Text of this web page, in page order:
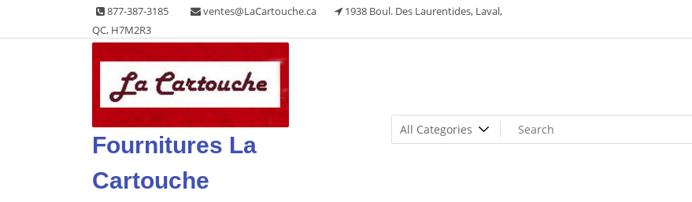
content
877-387-3185 ventes@LaCartouche.ca
1938 Boul. Des Laurentides, Laval,
QC, H7M2R3
Fournitures La
Cartouche